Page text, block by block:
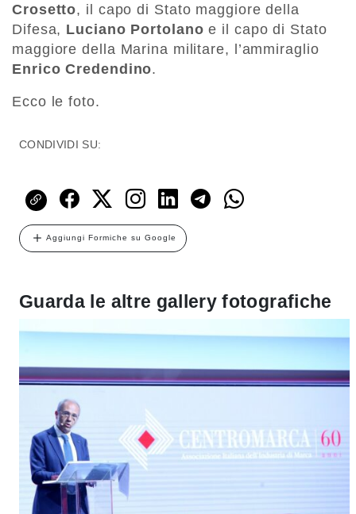
Crosetto, il capo di Stato maggiore della
Difesa, Luciano Portolano e il capo di Stato
maggiore della Marina militare, l’ammiraglio
Enrico Credendino.
Ecco le foto.
CONDIVIDI SU:
Aggiungi Formiche su Google
Guarda le altre gallery fotografiche